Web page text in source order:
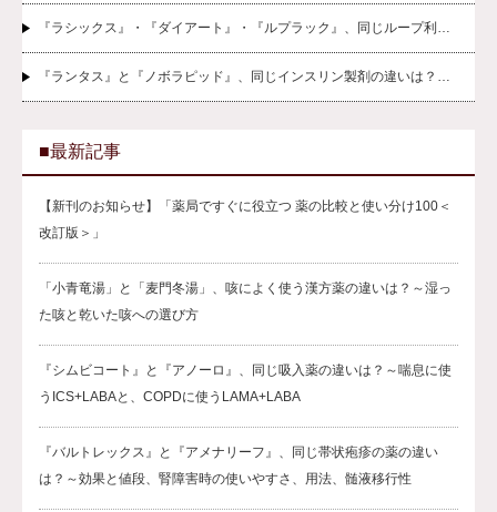
『ラシックス』・『ダイアート』・『ルプラック』、同じループ利…
『ランタス』と『ノボラピッド』、同じインスリン製剤の違いは？…
■最新記事
【新刊のお知らせ】「薬局ですぐに役立つ 薬の比較と使い分け100＜
改訂版＞」
「小青竜湯」と「麦門冬湯」、咳によく使う漢方薬の違いは？～湿っ
た咳と乾いた咳への選び方
『シムビコート』と『アノーロ』、同じ吸入薬の違いは？～喘息に使
うICS+LABAと、COPDに使うLAMA+LABA
『バルトレックス』と『アメナリーフ』、同じ帯状疱疹の薬の違い
は？～効果と値段、腎障害時の使いやすさ、用法、髄液移行性